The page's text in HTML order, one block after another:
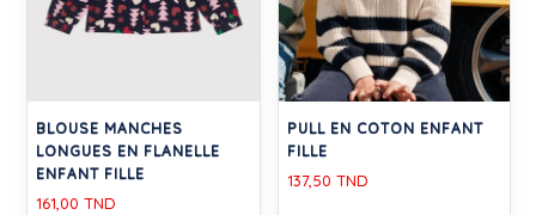
BLOUSE MANCHES
LONGUES EN FLANELLE
ENFANT FILLE
161,00 TND
PULL EN COTON ENFANT
FILLE
137,50 TND